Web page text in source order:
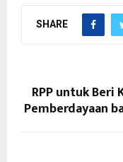
SHARE
RPP untuk Beri
Pemberdayaan